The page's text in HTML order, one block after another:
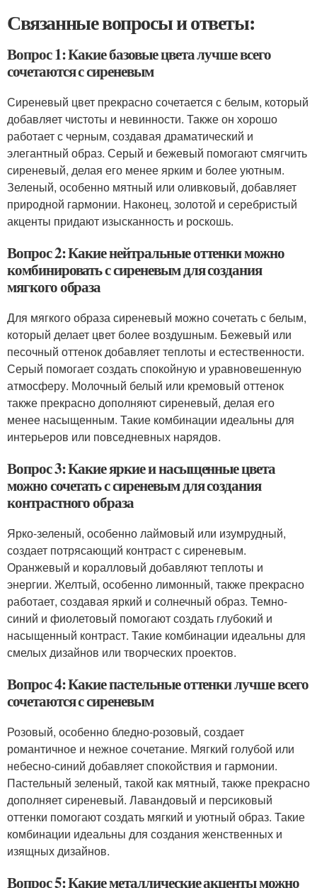
Связанные вопросы и ответы:
Вопрос 1: Какие базовые цвета лучше всего
сочетаются с сиреневым
Сиреневый цвет прекрасно сочетается с белым, который
добавляет чистоты и невинности. Также он хорошо
работает с черным, создавая драматический и
элегантный образ. Серый и бежевый помогают смягчить
сиреневый, делая его менее ярким и более уютным.
Зеленый, особенно мятный или оливковый, добавляет
природной гармонии. Наконец, золотой и серебристый
акценты придают изысканность и роскошь.
Вопрос 2: Какие нейтральные оттенки можно
комбинировать с сиреневым для создания
мягкого образа
Для мягкого образа сиреневый можно сочетать с белым,
который делает цвет более воздушным. Бежевый или
песочный оттенок добавляет теплоты и естественности.
Серый помогает создать спокойную и уравновешенную
атмосферу. Молочный белый или кремовый оттенок
также прекрасно дополняют сиреневый, делая его
менее насыщенным. Такие комбинации идеальны для
интерьеров или повседневных нарядов.
Вопрос 3: Какие яркие и насыщенные цвета
можно сочетать с сиреневым для создания
контрастного образа
Ярко-зеленый, особенно лаймовый или изумрудный,
создает потрясающий контраст с сиреневым.
Оранжевый и коралловый добавляют теплоты и
энергии. Желтый, особенно лимонный, также прекрасно
работает, создавая яркий и солнечный образ. Темно-
синий и фиолетовый помогают создать глубокий и
насыщенный контраст. Такие комбинации идеальны для
смелых дизайнов или творческих проектов.
Вопрос 4: Какие пастельные оттенки лучше всего
сочетаются с сиреневым
Розовый, особенно бледно-розовый, создает
романтичное и нежное сочетание. Мягкий голубой или
небесно-синий добавляет спокойствия и гармонии.
Пастельный зеленый, такой как мятный, также прекрасно
дополняет сиреневый. Лавандовый и персиковый
оттенки помогают создать мягкий и уютный образ. Такие
комбинации идеальны для создания женственных и
изящных дизайнов.
Вопрос 5: Какие металлические акценты можно